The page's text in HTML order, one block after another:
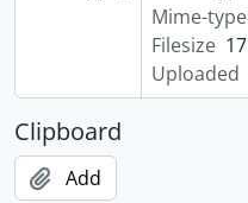
Mime-type
Filesize
Uploaded
Clipboard
Add